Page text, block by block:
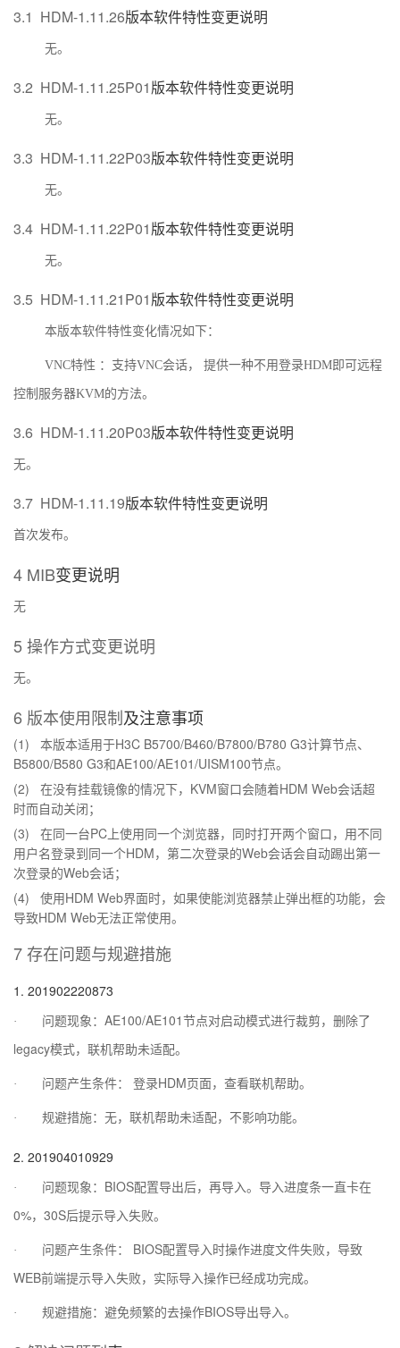
3.1 HDM-1.11.26版本软件特性变更说明
无。
3.2 HDM-1.11.25P01 版本软件特性变更说明
无。
3.3 HDM-1.11.22P03版本软件特性变更说明
无。
3.4 HDM-1.11.22P01 版本软件特性变更说明
无。
3.5 HDM-1.11.21P01 版本软件特性变更说明
本版本软件特性变化情况如下：
VNC特性 ：支持VNC会话， 提供一种不用登录HDM即可远程
控制服务器KVM的方法。
3.6 HDM-1.11.20P03版本软件特性变更说明
无。
3.7 HDM-1.11.19版本软件特性变更说明
首次发布。
4 MIB变更说明
无
5 操作方式变更说明
无。
6 版本使用限制 及注意事项
(1)
本版本适用于H3C B5700/B460/B7800/B780 G3计算节点、
B5800/B580 G3和AE100/AE101/UISM100节点。
(2) 在没有挂载镜像的情况下， KVM窗口会随着HDM Web会话超
时而自动关闭；
(3) 在同一台PC 上使用同一个浏览器，同时打开两个窗口，用不同
用户名登录到同一个HDM ，第二次登录的Web会话会自动踢出第一
次登录的Web会话；
(4) 使用 HDM Web界面时， 如果使能浏览器禁止弹出框的功能，会
导致HDM Web无法正常使用。
7 存在问题与规避措施
1. 201902220873
· 问题现象： AE100/AE101 节点对启动模式进行裁剪，删除了
legacy模式，联机帮助未适配。
· 问题产生条件： 登录HDM 页面，查看联机帮助。
· 规避措施：无，联机帮助未适配，不影响功能。
2. 201904010929
· 问题现象： BIOS配置导出后，再导入。导入进度条一直卡在
0%， 30S后提示导入失败。
· 问题产生条件： BIOS配置导入时操作进度文件失败，导致
WEB前端提示导入失败，实际导入操作已经成功完成。
· 规避措施：避免频繁的去操作BIOS导出导入。